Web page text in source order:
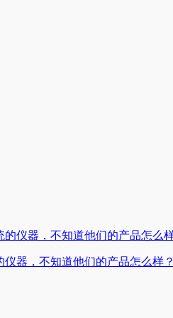
器，不知道他们的产品怎么样？